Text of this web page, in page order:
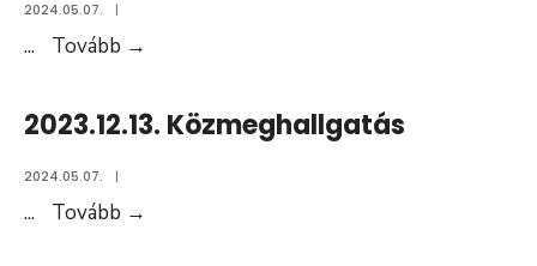
2024.05.07. |
... Tovább →
2023.12.13. Közmeghallgatás
2024.05.07. |
... Tovább →